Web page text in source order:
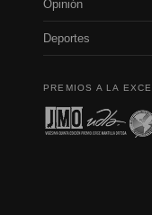
Opinión
Deportes
PREMIOS A LA